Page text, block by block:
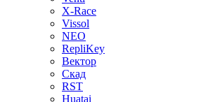
X-Race
Vissol
NEO
RepliKey
Вектор
Скад
RST
Huatai